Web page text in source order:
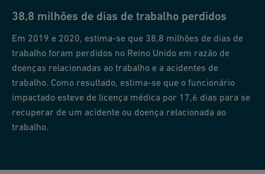
38,8 milhões de dias de trabalho perdidos
Em 2019 e 2020, estima-se que 38,8 milhões de dias de
trabalho foram perdidos no Reino Unido em razão de
doenças relacionadas ao trabalho e a acidentes de
trabalho. Como resultado, estima-se que o funcionário
impactado esteve de licença médica por 17,6 dias para se
recuperar de um acidente ou doença relacionada ao
trabalho.